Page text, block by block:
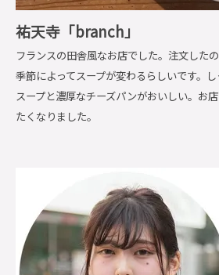
祐天寺「branch」
フランスの田舎風なお店でした。注文した
季節によってスープが変わるらしいです。
スープと濃厚なチーズパンがおいしい。お
たくなりました。